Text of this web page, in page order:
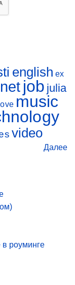
english ex
job julia
music
video
Далее
роуминге